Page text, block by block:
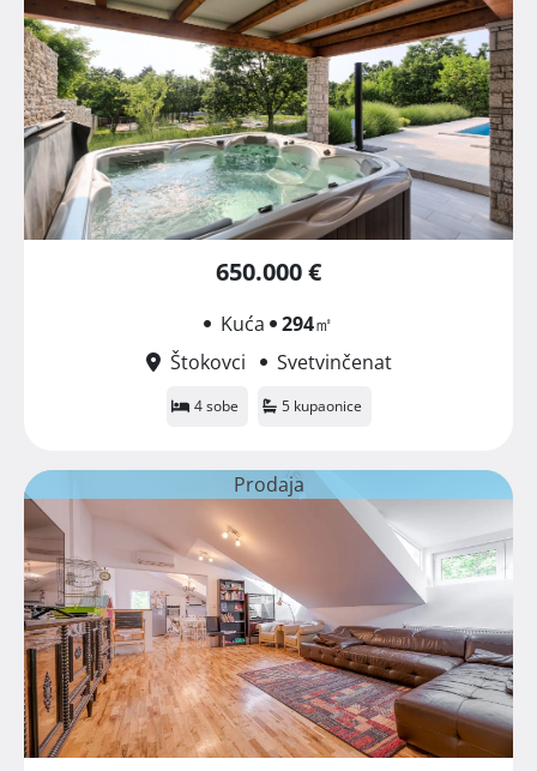
650.000 €
Kuća 294㎡
Štokovci
Svetvinčenat
4 sobe 5 kupaonice
Prodaja